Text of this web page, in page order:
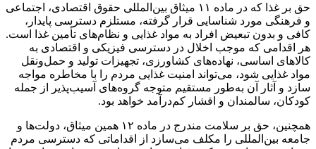
حق بر غذا که در ماده ۱۱ میثاق بین‌المللی حقوق اقتصادی، اجتماعی
و فرهنگی مورد شناسایی قرار گرفته، مستلزم دسترسی پایدار،
کافی و بدون تبعیض افراد به مواد غذایی و نظام‌های تأمین غذا است.
هر اقدامی که موجب اخلال در دسترسی فیزیکی و اقتصادی به
کالاهای اساسی، نهاده‌های کشاورزی، تجهیزات تولید و حمل‌ونقل
مواد غذایی شود، می‌تواند امنیت غذایی مردم را با مخاطره مواجه
سازد و آثار آن به‌طور مستقیم متوجه گروه‌های آسیب‌پذیر از جمله
کودکان، سالمندان و اقشار کم‌درآمد خواهد بود.
همچنین، حق بر سلامت مندرج در ماده ۱۲ همین میثاق، دولت‌ها و
جامعه بین‌المللی را مکلف می‌سازد از اقداماتی که دسترسی مردم